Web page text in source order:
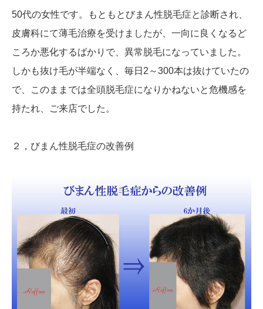
50代の女性です。もともとびまん性脱毛症と診断され、
皮膚科にて薄毛治療を受けましたが、一向に良くなるど
ころか悪化するばかりで、異常脱毛になっていました。
しかも抜け毛が半端なく、毎日2～300本は抜けていたの
で、このままでは全頭脱毛症になりかねないと危機感を
持たれ、ご来店でした。
２，びまん性脱毛症の改善例